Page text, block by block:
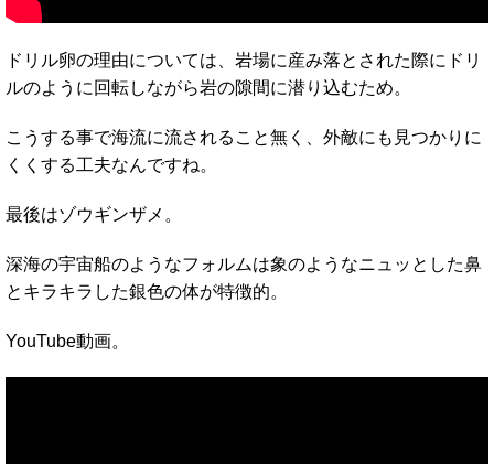
ドリル卵の理由については、岩場に産み落とされた際にドリ
ルのように回転しながら岩の隙間に潜り込むため。
こうする事で海流に流されること無く、外敵にも見つかりに
くくする工夫なんですね。
最後はゾウギンザメ。
深海の宇宙船のようなフォルムは象のようなニュッとした鼻
とキラキラした銀色の体が特徴的。
YouTube動画。